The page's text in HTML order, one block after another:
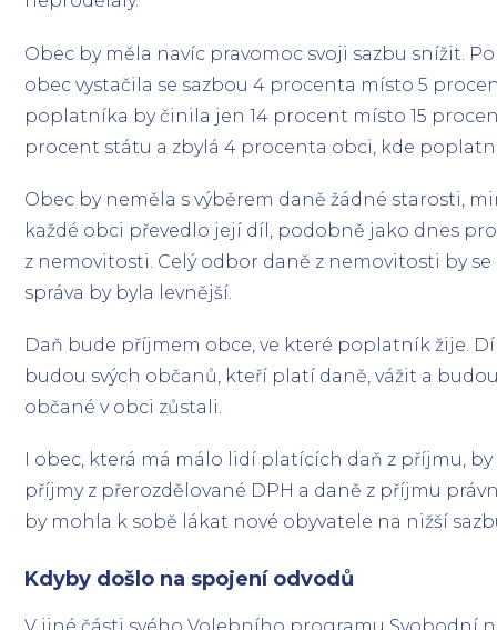
Obec by měla navíc pravomoc svoji sazbu snížit.
obec vystačila se sazbou 4 procenta místo 5
poplatníka by činila jen 14 procent místo 15
procent státu a zbylá 4 procenta obci, kde
Obec by neměla s výběrem daně žádné starosti,
každé obci převedlo její díl, podobně jako dnes
z nemovitosti. Celý odbor daně z nemovitosti by
správa by byla levnější.
Daň bude příjmem obce, ve které poplatník žije.
budou svých občanů, kteří platí daně, vážit a
občané v obci zůstali.
I obec, která má málo lidí platících daň z příjmu,
příjmy z přerozdělované DPH a daně z příjmu
by mohla k sobě lákat nové obyvatele na nižší
Kdyby došlo na spojení odvodů
V jiné části svého Volebního programu Svobodní